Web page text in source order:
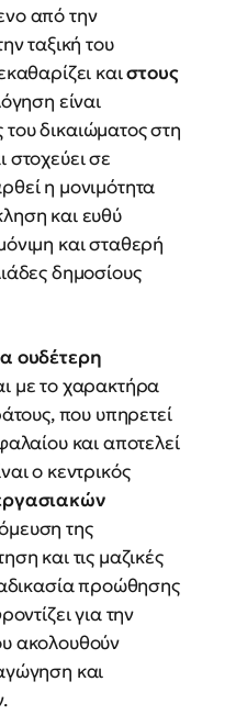
από την
ταξική του
καιστους
είναι
δικαιώματος στη
στοχεύει σε
η μονιμότητα
και ευθύ
και σταθερή
δημοσίους
ουδέτερη
με το χαρακτήρα
που υπηρετεί
και αποτελεί
ο κεντρικός
της
και τις μαζικές
προώθησης
για την
ακολουθούν
και